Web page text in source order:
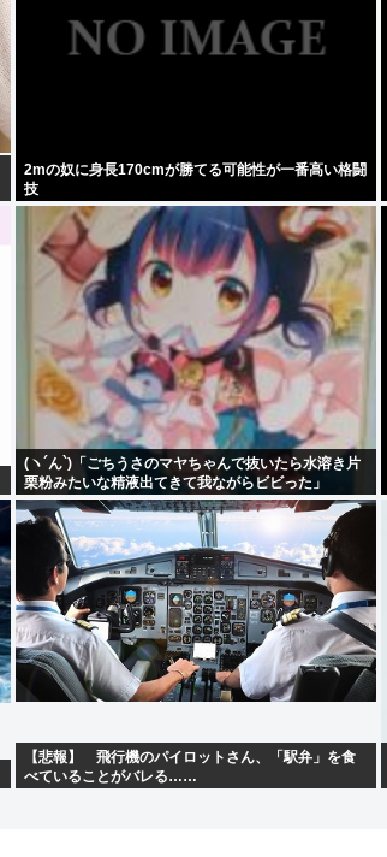
2mの奴に身長170cmが勝てる可能性が一番高い格闘
技
(ヽ´ん`)「ごちうさのマヤちゃんで抜いたら水溶き片
栗粉みたいな精液出てきて我ながらビビった」
【悲報】 飛行機のパイロットさん、「駅弁」を食
べていることがバレる……